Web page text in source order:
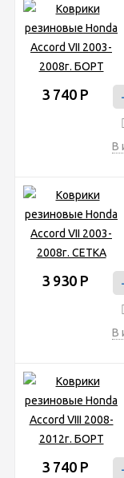
3 740 Р -
В
3 930 Р -
В
3 740 Р -